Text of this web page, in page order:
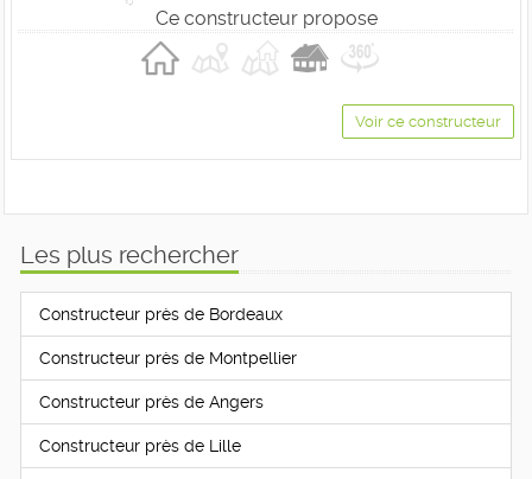
Ce constructeur propose
Voir ce constructeur
Les plus rechercher
Constructeur près de Bordeaux
Constructeur près de Montpellier
Constructeur près de Angers
Constructeur près de Lille